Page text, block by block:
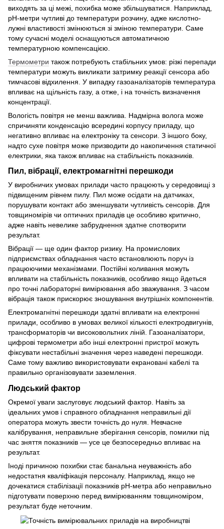
виходять за ці межі, похибка може збільшуватися. Наприклад,
pH-метри чутливі до температури розчину, адже кислотно-
лужні властивості змінюються зі зміною температури. Саме
тому сучасні моделі оснащуються автоматичною
температурною компенсацією.
Термометри також потребують стабільних умов: різкі перепади
температури можуть викликати затримку реакції сенсора або
тимчасові відхилення. У випадку газоаналізаторів температура
впливає на щільність газу, а отже, і на точність визначення
концентрації.
Вологість повітря не менш важлива. Надмірна волога може
спричиняти конденсацію всередині корпусу приладу, що
негативно впливає на електроніку та сенсори. З іншого боку,
надто сухе повітря може призводити до накопичення статичної
електрики, яка також впливає на стабільність показників.
Пил, вібрації, електромагнітні перешкоди
У виробничих умовах прилади часто працюють у середовищі з
підвищеним рівнем пилу. Пил може осідати на датчиках,
порушувати контакт або зменшувати чутливість сенсорів. Для
товщиномірів чи оптичних приладів це особливо критично,
адже навіть невелике забруднення здатне спотворити
результат.
Вібрації — ще один фактор ризику. На промислових
підприємствах обладнання часто встановлюють поруч із
працюючими механізмами. Постійні коливання можуть
впливати на стабільність показників, особливо якщо йдеться
про точні лабораторні вимірювання або зважування. З часом
вібрація також прискорює зношування внутрішніх компонентів.
Електромагнітні перешкоди здатні впливати на електронні
прилади, особливо в умовах великої кількості електродвигунів,
трансформаторів чи високовольтних ліній. Газоаналізатори,
цифрові термометри або інші електронні пристрої можуть
фіксувати нестабільні значення через наведені перешкоди.
Саме тому важливо використовувати екрановані кабелі та
правильно організовувати заземлення.
Людський фактор
Окремої уваги заслуговує людський фактор. Навіть за
ідеальних умов і справного обладнання неправильні дії
оператора можуть звести точність до нуля. Невчасне
калібрування, неправильне зберігання сенсорів, помилки під
час зняття показників — усе це безпосередньо впливає на
результат.
Іноді причиною похибки стає банальна неуважність або
недостатня кваліфікація персоналу. Наприклад, якщо не
дочекатися стабілізації показників pH-метра або неправильно
підготувати поверхню перед вимірюванням товщиноміром,
результат буде неточним.